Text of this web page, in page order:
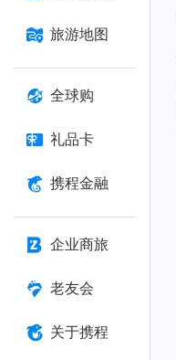
旅游地图
全球购
礼品卡
携程金融
企业商旅
老友会
关于携程